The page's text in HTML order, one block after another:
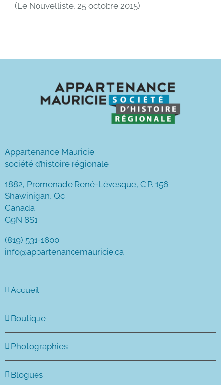
(Le Nouvelliste, 25 octobre 2015)
Appartenance Mauricie
société d’histoire régionale
1882, Promenade René-Lévesque, C.P. 156
Shawinigan, Qc
Canada
G9N 8S1
(819) 531-1600
info@appartenancemauricie.ca
Accueil
Boutique
Photographies
Blogues